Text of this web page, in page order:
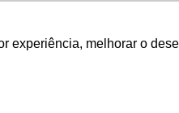
experiência, melhorar o
experiência, melhorar o